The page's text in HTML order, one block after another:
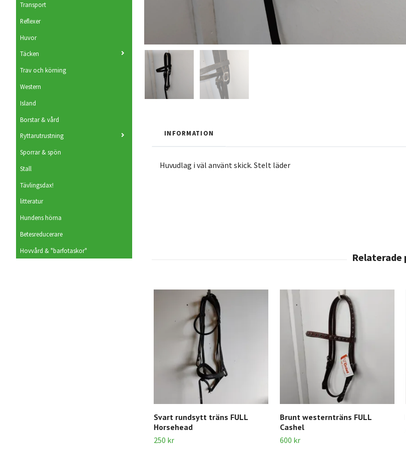
Transport
Reflexer
Huvor
Täcken
Trav och körning
Western
Island
Borstar & vård
Ryttarutrustning
Sporrar & spön
Stall
Tävlingsdax!
litteratur
Hundens hörna
Betesreducerare
Hovvård & "barfotaskor"
INFORMATION
Huvudlag i väl använt skick. Stelt läder
Svart rundsytt träns FULL
Horsehead
250 kr
Brunt westernträns FULL
Cashel
600 kr